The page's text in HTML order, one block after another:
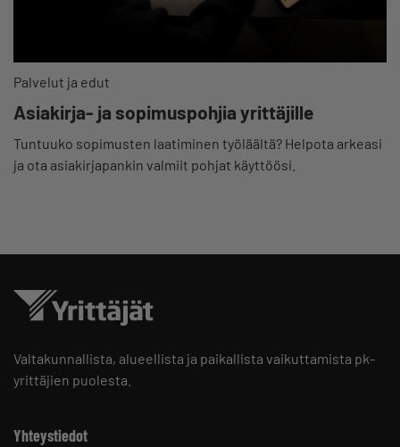
Palvelut ja edut
Asiakirja- ja sopimuspohjia yrittäjille
Tuntuuko sopimusten laatiminen työläältä? Helpota arkeasi
ja ota asiakirjapankin valmiit pohjat käyttöösi.
Valtakunnallista, alueellista ja paikallista vaikuttamista pk-
yrittäjien puolesta.
Yhteystiedot